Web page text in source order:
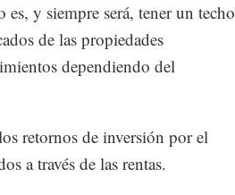
y siempre será, tener un techo
de las propiedades
dependiendo del
retornos de inversión por el
a través de las rentas.